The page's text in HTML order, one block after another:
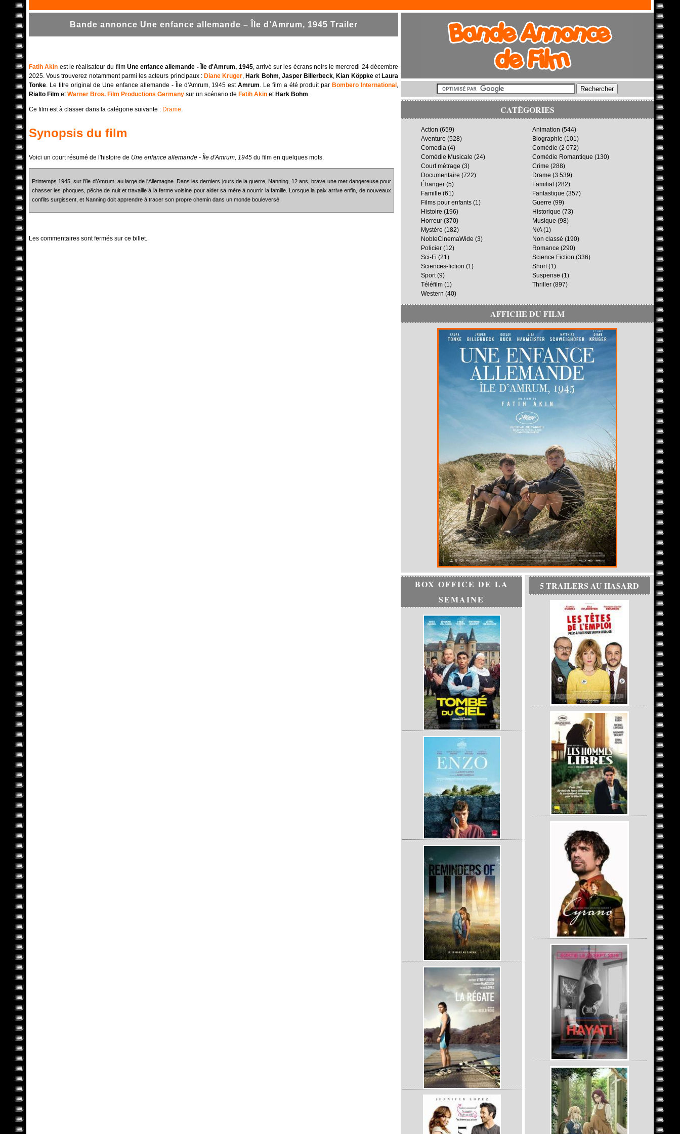
Bande annonce Une enfance allemande – Île d’Amrum, 1945 Trailer
Fatih Akin est le réalisateur du film Une enfance allemande - Île d'Amrum, 1945, arrivé sur les écrans noirs le mercredi 24 décembre
2025. Vous trouverez notamment parmi les acteurs principaux : Diane Kruger, Hark Bohm, Jasper Billerbeck, Kian Köppkeet Laura
Tonke. Le titre original de Une enfance allemande - Île d'Amrum, 1945 estAmrum. Le film a été produit par Bombero International ,
Rialto Film etWarner Bros. Film Productions Germany sur un scénario de Fatih Akin et Hark Bohm.
Ce film est à classer dans la catégorie suivante : Drame.
Synopsis du film
Voici un court résumé de l'histoire de Une enfance allemande - Île d'Amrum, 1945 du film en quelques mots.
Printemps 1945, sur l’île d’Amrum, au large de l'Allemagne. Dans les derniers jours de la guerre, Nanning, 12 ans, brave une mer dangereuse pour
chasser les phoques, pêche de nuit et travaille à la ferme voisine pour aider sa mère à nourrir la famille. Lorsque la paix arrive enfin, de nouveaux
conflits surgissent, et Nanning doit apprendre à tracer son propre chemin dans un monde bouleversé.
Les commentaires sont fermés sur ce billet.
CATÉGORIES
Action (659) Animation (544)
Aventure (528) Biographie (101)
Comedia (4) Comédie (2 072)
Comédie Musicale (24) Comédie Romantique (130)
Court métrage (3) Crime (288)
Documentaire (722) Drame (3 539)
Étranger (5) Familial (282)
Famille (61) Fantastique (357)
Films pour enfants (1) Guerre (99)
Histoire (196) Historique (73)
Horreur (370) Musique (98)
Mystère (182) N/A(1)
NobleCinemaWide (3) Non classé (190)
Policier (12) Romance (290)
Sci-Fi (21) Science Fiction (336)
Sciences-fiction (1) Short(1)
Sport(9) Suspense (1)
Téléfilm (1) Thriller (897)
Western (40)
AFFICHE DU FILM
BOX OFFICE DE LA
SEMAINE
5 TRAILERS AU HASARD